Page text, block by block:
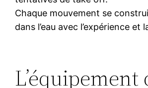
Chaque mouvement se
dans l’eau avec l’expérience et
L’équipement